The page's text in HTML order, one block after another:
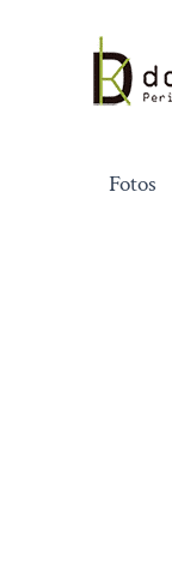
contenido
Fotos